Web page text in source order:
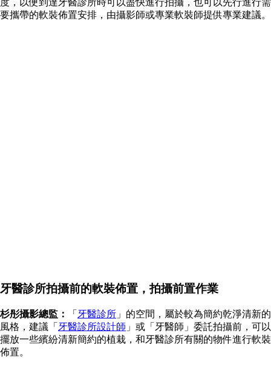
度，以便到達牙醫診所時可以盡快進行拍攝，也可以先行進行需
要攜帶的軟裝佈置安排，由攝影師或專業軟裝師提供專業建議。
牙醫診所拍攝前的軟裝佈置，拍攝前置作業
杉彤攝影總監： 「 牙醫診所 」的空間，屬於較為簡約乾淨清新的
風格，建議「 牙醫診所設計師 」或「牙醫師」委託拍攝前，可以
擺放一些繽紛清新簡約的植栽，和牙醫診所有關的物件進行軟裝
佈置。